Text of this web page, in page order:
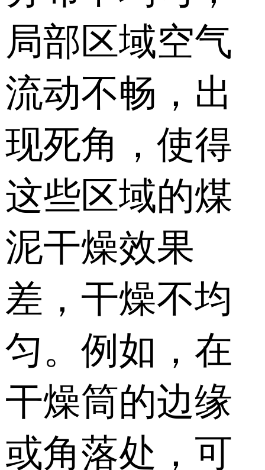
局部区域空气
流动不畅，出
现死角，使得
这些区域的煤
泥干燥效果
差，干燥不均
匀。例如，在
干燥筒的边缘
或角落处，可